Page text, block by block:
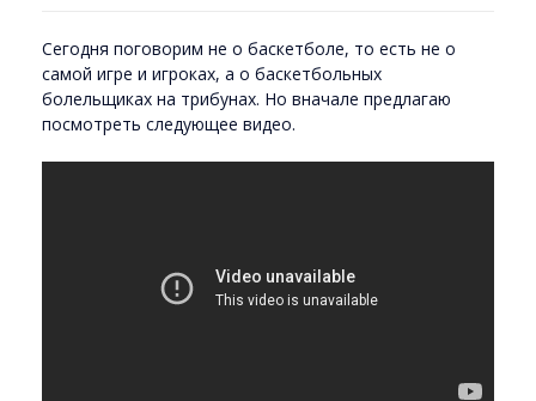
Сегодня поговорим не о баскетболе, то есть не о
самой игре и игроках, а о баскетбольных
болельщиках на трибунах. Но вначале предлагаю
посмотреть следующее видео.